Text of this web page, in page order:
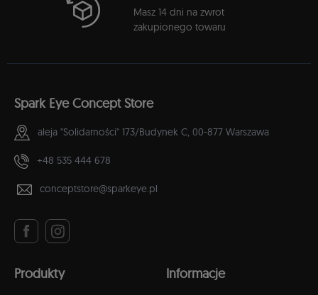
Masz 14 dni na zwrot
zakupionego towaru
Spark Eye Concept Store
aleja "Solidarności" 173/Budynek C, 00-877 Warszawa
+48 535 444 678
conceptstore@sparkeye.pl
Produkty Informacje